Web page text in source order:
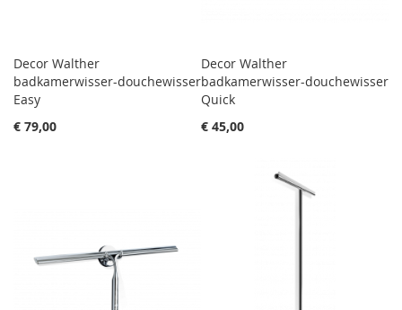
Decor Walther
badkamerwisser-douchewisser
Easy
€ 79,00
Decor Walther
badkamerwisser-douchewisser
Quick
€ 45,00